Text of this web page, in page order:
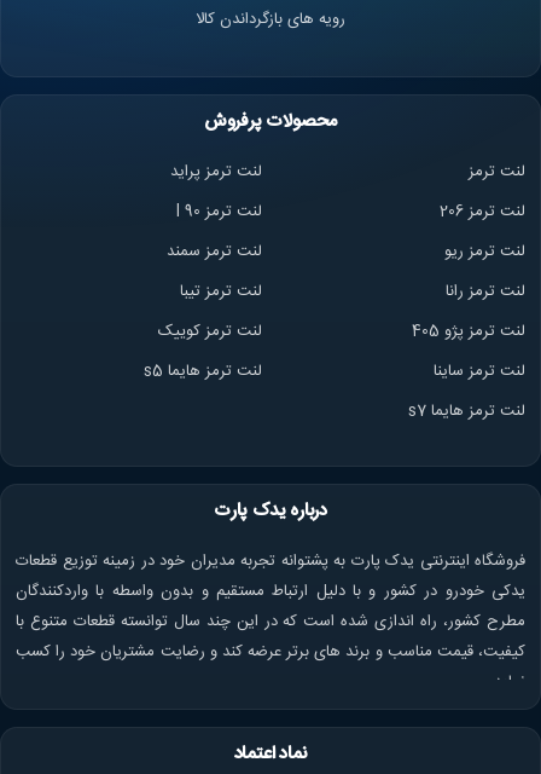
رویه های بازگرداندن کالا
محصولات پرفروش
لنت ترمز
لنت ترمز پراید
لنت ترمز 206
لنت ترمز l 90
لنت ترمز ریو
لنت ترمز سمند
لنت ترمز رانا
لنت ترمز تیبا
لنت ترمز پژو 405
لنت ترمز کوییک
لنت ترمز ساینا
لنت ترمز هایما s5
لنت ترمز هایما s7
درباره یدک پارت
فروشگاه اینترنتی یدک پارت به پشتوانه تجربه مدیران خود در زمینه توزیع قطعات
یدکی خودرو در کشور و با دلیل ارتباط مستقیم و بدون واسطه با واردکنندگان
مطرح کشور، راه اندازی شده است که در این چند سال توانسته قطعات متنوع با
کیفیت، قیمت مناسب و برند های برتر عرضه کند و رضایت مشتریان خود را کسب
نماید.
نماد اعتماد